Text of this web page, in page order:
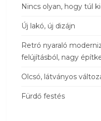
Nincs olyan, hogy túl
Új lakó, új dizájn
Retró nyaraló
felújításból, nagy
Olcsó, látványos
Fürdő festés